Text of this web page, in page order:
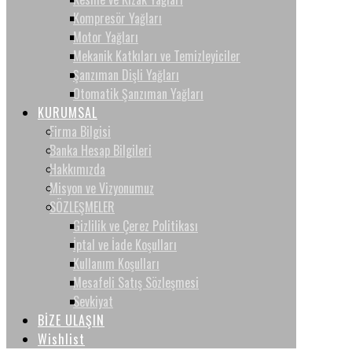
Kompresör Yağları
Motor Yağları
Mekanik Katkıları ve Temizleyiciler
Şanzıman Dişli Yağları
Otomatik Şanzıman Yağları
KURUMSAL
Firma Bilgisi
Banka Hesap Bilgileri
Hakkımızda
Misyon ve Vizyonumuz
SÖZLEŞMELER
Gizlilik ve Çerez Politikası
İptal ve İade Koşulları
Kullanım Koşulları
Mesafeli Satış Sözleşmesi
Sevkiyat
BİZE ULAŞIN
Wishlist